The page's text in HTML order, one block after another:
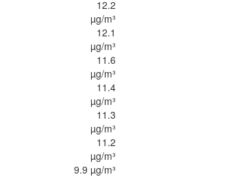
12.2
µg/m³
12.1
µg/m³
11.6
µg/m³
11.4
µg/m³
11.3
µg/m³
11.2
µg/m³
9.9 µg/m³